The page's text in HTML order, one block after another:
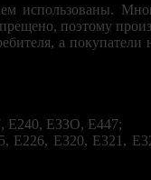
использованы.
поэтому
а
Е240, ЕЗЗО, Е447;
Е226, Е320, Е321,